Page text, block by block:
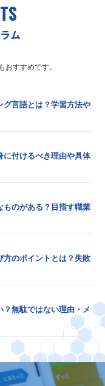
ム
おすすめです。
グ言語とは？学習方法や
に付けるべき理由や具体
ものがある？目指す職業
方のポイントとは？失敗
無駄ではない理由・メ